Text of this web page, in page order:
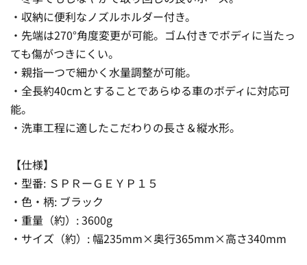
・収納に便利なノズルホルダー付き。
・先端は270°角度変更が可能。ゴム付きでボディに当たっ
ても傷がつきにくい。
・親指一つで細かく水量調整が可能。
・全長約40cmとすることであらゆる車のボディに対応可
能。
・洗車工程に適したこだわりの長さ＆縦水形。
【仕様】
・型番: ＳＰＲーＧＥＹＰ１５
・色・柄: ブラック
・重量（約）: 3600g
・サイズ（約）: 幅235mm×奥行365mm×高さ340mm